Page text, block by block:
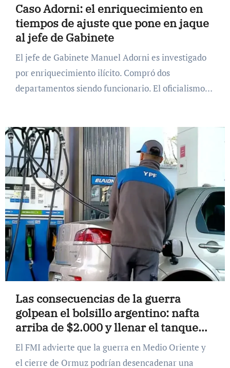
Caso Adorni: el enriquecimiento en
tiempos de ajuste que pone en jaque
al jefe de Gabinete
El jefe de Gabinete Manuel Adorni es investigado
por enriquecimiento ilícito. Compró dos
departamentos siendo funcionario. El oficialismo…
Las consecuencias de la guerra
golpean el bolsillo argentino: nafta
arriba de $2.000 y llenar el tanque
cuesta $100.000
El FMI advierte que la guerra en Medio Oriente y
el cierre de Ormuz podrían desencadenar una